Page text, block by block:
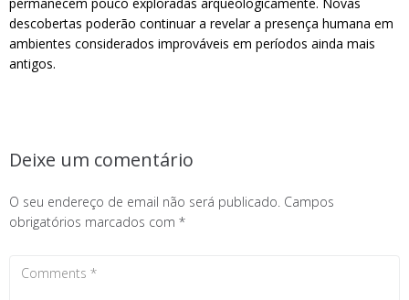
descobertas poderão continuar a revelar a presença humana em
ambientes considerados improváveis ​​em períodos ainda mais
antigos.
Deixe um comentário
O seu endereço de email não será publicado. Campos
obrigatórios marcados com *